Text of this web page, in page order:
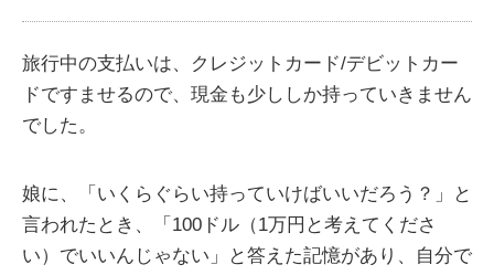
旅行中の支払いは、クレジットカード/デビットカー
ドですませるので、現金も少ししか持っていきません
でした。
娘に、「いくらぐらい持っていけばいいだろう？」と
言われたとき、「100ドル（1万円と考えてくださ
い）でいいんじゃない」と答えた記憶があり、自分で